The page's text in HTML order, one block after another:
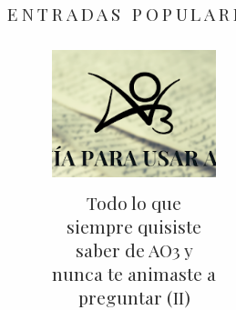
ENTRADAS
Todo lo que
siempre quisiste
saber de AO3 y
nunca te animaste a
preguntar (II)